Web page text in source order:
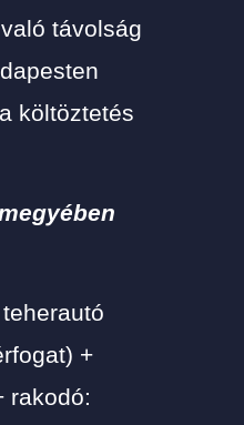
távolság
költöztetés
+
rakodó: